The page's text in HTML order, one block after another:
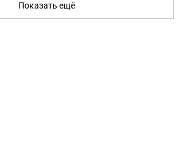
Показать ещё